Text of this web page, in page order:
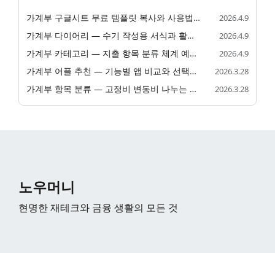
가계부 구글시트 무료 템플릿 복사와 사용법 완벽 가이드 2026.4.9
가계부 다이어리 — 수기 작성용 서식과 활용법 2026.4.9
가계부 카테고리 — 지출 항목 분류 체계 예시와 실전 활용법 2026.4.9
가계부 어플 추천 — 기능별 앱 비교와 선택 기준 2026.3.28
가계부 항목 분류 — 고정비 변동비 나누는 기준 2026.3.28
노우머니
현명한 재테크와 금융 생활의 모든 것